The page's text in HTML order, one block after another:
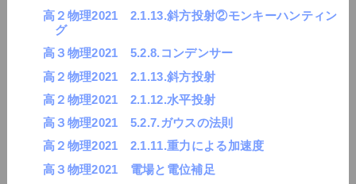
高２物理2021 2.1.13.斜方投射②モンキーハンティン
グ
高３物理2021 5.2.8.コンデンサー
高２物理2021 2.1.13.斜方投射
高２物理2021 2.1.12.水平投射
高３物理2021 5.2.7.ガウスの法則
高２物理2021 2.1.11.重力による加速度
高３物理2021 電場と電位補足